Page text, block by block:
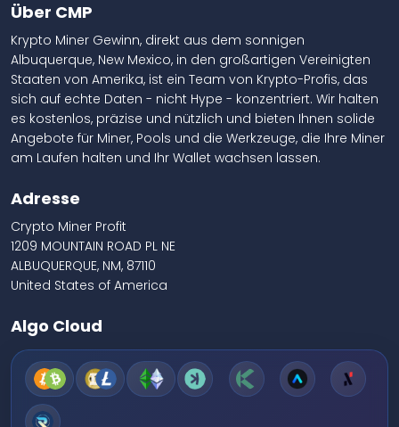
Über CMP
Krypto Miner Gewinn, direkt aus dem sonnigen
Albuquerque, New Mexico, in den großartigen Vereinigten
Staaten von Amerika, ist ein Team von Krypto-Profis, das
sich auf echte Daten - nicht Hype - konzentriert. Wir halten
es kostenlos, präzise und nützlich und bieten Ihnen solide
Angebote für Miner, Pools und die Werkzeuge, die Ihre Miner
am Laufen halten und Ihr Wallet wachsen lassen.
Adresse
Crypto Miner Profit
1209 MOUNTAIN ROAD PL NE
ALBUQUERQUE, NM, 87110
United States of America
Algo Cloud